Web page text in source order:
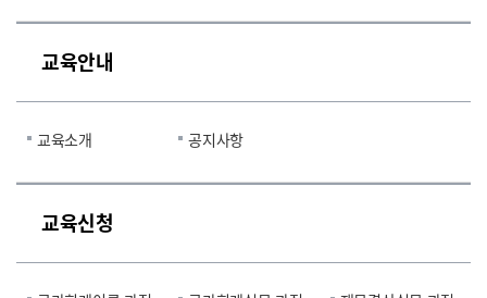
교육안내
교육소개 공지사항
교육신청